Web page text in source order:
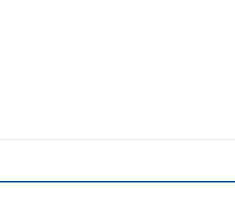
Box iDS-2CD7186G0/S-IZS